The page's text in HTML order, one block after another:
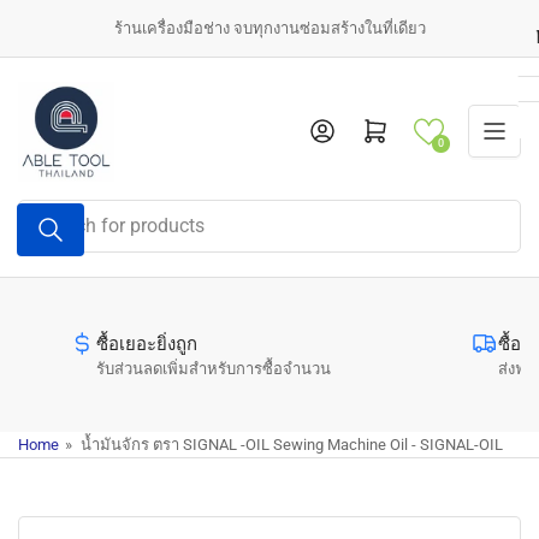
content
ร้านเครื่องมือช่าง จบทุกงานซ่อมสร้างในที่เดียว
Search
for
products
Log in Open mini cart
0
ซื้อค
ส่งฟ
ซื้อเยอะยิ่งถูก
รับส่วนลดเพิ่มสำหรับการซื้อจำนวน
Home » น้ำมันจักร ตรา SIGNAL -OIL Sewing Machine Oil - SIGNAL-OIL